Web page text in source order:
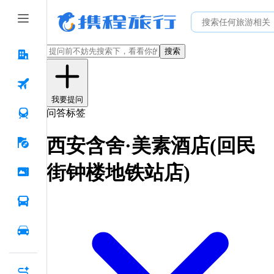
搜索
我要提问
问答标签
西安含舍·美素酒店(回民
街钟楼地铁站店)